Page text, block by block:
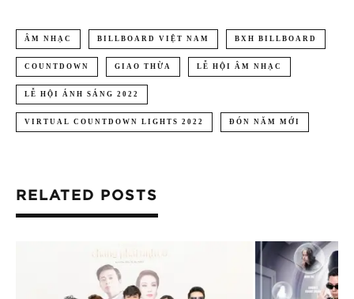
ÂM NHẠC BILLBOARD VIỆT NAM BXH BILLBOARD
COUNTDOWN GIAO THỪA LỄ HỘI ÂM NHẠC
LỄ HỘI ÁNH SÁNG 2022
VIRTUAL COUNTDOWN LIGHTS 2022 ĐÓN NĂM MỚI
RELATED POSTS